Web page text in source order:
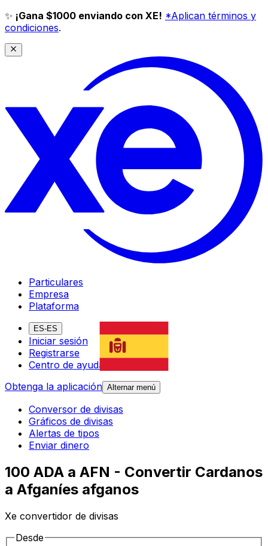
✨ ¡Gana $1000 enviando con XE! *Aplican términos y
condiciones.
Particulares
Empresa
Plataforma
ES-ES
Iniciar sesión
Registrarse
Centro de ayuda
Obtenga la aplicación Alternar menú
Conversor de divisas
Gráficos de divisas
Alertas de tipos
Enviar dinero
100 ADA a AFN - Convertir Cardanos
a Afganíes afganos
Xe convertidor de divisas
Desde